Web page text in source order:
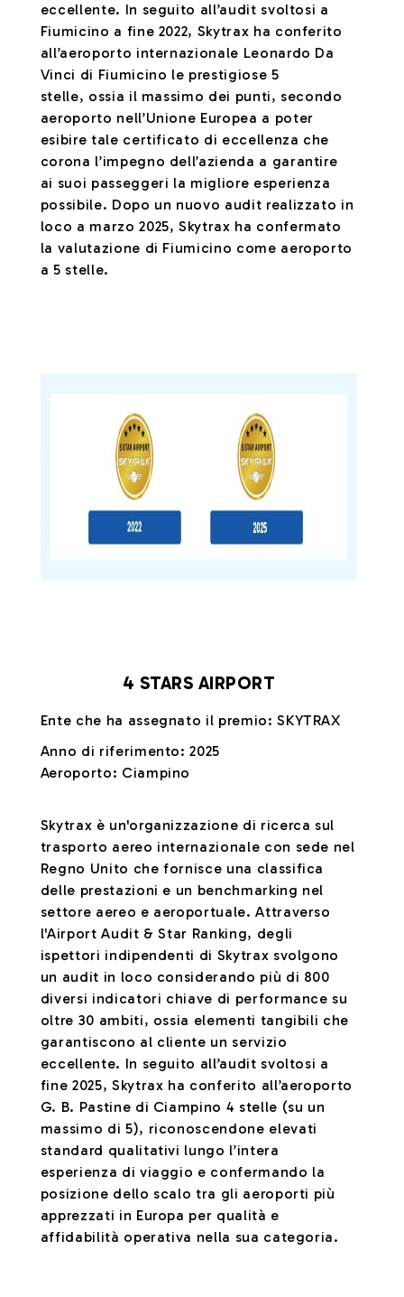
eccellente. In seguito all’audit svoltosi a
Fiumicino a fine 2022, Skytrax ha conferito
all’aeroporto internazionale Leonardo Da
Vinci di Fiumicino le prestigiose 5
stelle, ossia il massimo dei punti, secondo
aeroporto nell’Unione Europea a poter
esibire tale certificato di eccellenza che
corona l’impegno dell’azienda a garantire
ai suoi passeggeri la migliore esperienza
possibile. Dopo un nuovo audit realizzato in
loco a marzo 2025, Skytrax ha confermato
la valutazione di Fiumicino come aeroporto
a 5 stelle.
4 STARS AIRPORT
Ente che ha assegnato il premio: SKYTRAX
Anno di riferimento: 2025
Aeroporto: Ciampino
Skytrax è un'organizzazione di ricerca sul
trasporto aereo internazionale con sede nel
Regno Unito che fornisce una classifica
delle prestazioni e un benchmarking nel
settore aereo e aeroportuale. Attraverso
l'Airport Audit & Star Ranking, degli
ispettori indipendenti di Skytrax svolgono
un audit in loco considerando più di 800
diversi indicatori chiave di performance su
oltre 30 ambiti, ossia elementi tangibili che
garantiscono al cliente un servizio
eccellente. In seguito all’audit svoltosi a
fine 2025, Skytrax ha conferito all’aeroporto
G. B. Pastine di Ciampino 4 stelle (su un
massimo di 5), riconoscendone elevati
standard qualitativi lungo l’intera
esperienza di viaggio e confermando la
posizione dello scalo tra gli aeroporti più
apprezzati in Europa per qualità e
affidabilità operativa nella sua categoria.